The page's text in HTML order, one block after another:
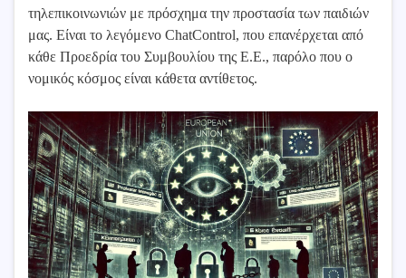
τηλεπικοινωνιών με πρόσχημα την προστασία των παιδιών
μας. Είναι το λεγόμενο ChatControl, που επανέρχεται από
κάθε Προεδρία του Συμβουλίου της Ε.Ε., παρόλο που ο
νομικός κόσμος είναι κάθετα αντίθετος.